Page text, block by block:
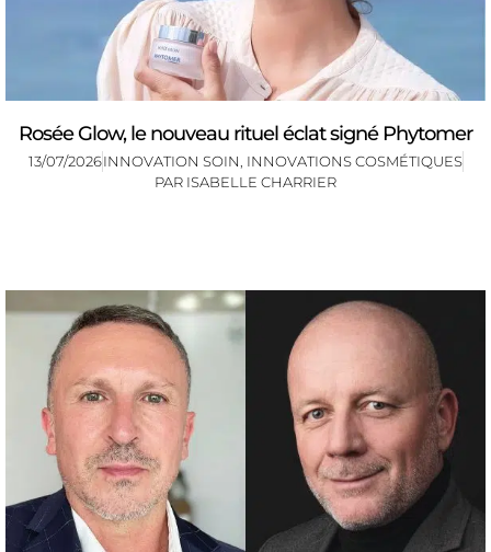
Rosée Glow, le nouveau rituel éclat signé Phytomer
13/07/2026INNOVATION SOIN, INNOVATIONS COSMÉTIQUES
PAR ISABELLE CHARRIER